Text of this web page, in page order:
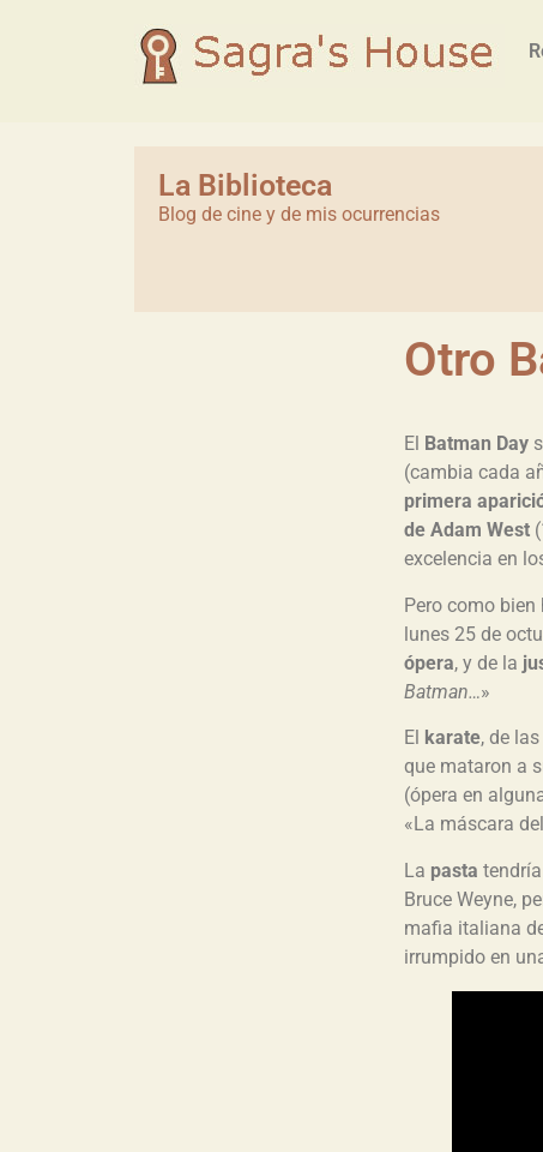
La Biblioteca
Blog de cine y de mis ocurrencias
Otro
El Batman Day
(cambia cada
primera
de Adam West
excelencia en
Pero como
lunes 25 de
ópera, y de la
Batman…»
El karate, de
que mataron a
(ópera en
«La máscara
La pasta
Bruce Weyne,
mafia italiana
irrumpido en